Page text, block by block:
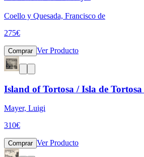
Coello y Quesada, Francisco de
275€
Comprar Ver Producto
Island of Tortosa / Isla de
Mayer, Luigi
310€
Comprar Ver Producto